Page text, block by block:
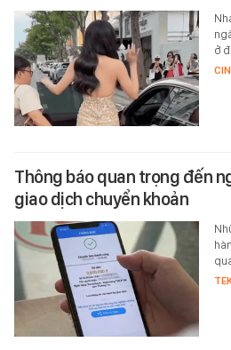
ở
Thông báo quan trọng đến
giao dịch chuyển khoản